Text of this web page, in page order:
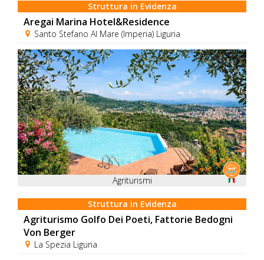
Struttura in Evidenza
Aregai Marina Hotel&Residence
Santo Stefano Al Mare (Imperia) Liguria
Agriturismi
Struttura in Evidenza
Agriturismo Golfo Dei Poeti, Fattorie Bedogni
Von Berger
La Spezia Liguria